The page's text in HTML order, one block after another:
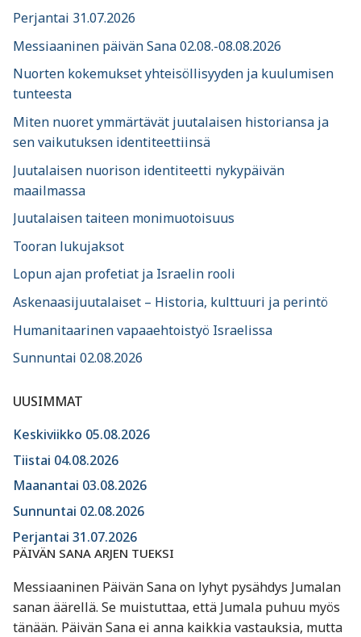
Perjantai 31.07.2026
Messiaaninen päivän Sana 02.08.-08.08.2026
Nuorten kokemukset yhteisöllisyyden ja kuulumisen
tunteesta
Miten nuoret ymmärtävät juutalaisen historiansa ja
sen vaikutuksen identiteettiinsä
Juutalaisen nuorison identiteetti nykypäivän
maailmassa
Juutalaisen taiteen monimuotoisuus
Tooran lukujaksot
Lopun ajan profetiat ja Israelin rooli
Askenaasijuutalaiset – Historia, kulttuuri ja perintö
Humanitaarinen vapaaehtoistyö Israelissa
Sunnuntai 02.08.2026
UUSIMMAT
Keskiviikko 05.08.2026
Tiistai 04.08.2026
Maanantai 03.08.2026
Sunnuntai 02.08.2026
Perjantai 31.07.2026
PÄIVÄN SANA ARJEN TUEKSI
Messiaaninen Päivän Sana on lyhyt pysähdys Jumalan
sanan äärellä. Se muistuttaa, että Jumala puhuu myös
tänään. Päivän Sana ei anna kaikkia vastauksia, mutta